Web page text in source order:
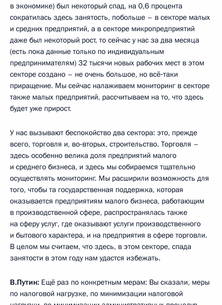
в экономике) был некоторый спад, на 0,6 процента
сократилась здесь занятость, побольше – в секторе малых
и средних предприятий, а в секторе микропредприятий
даже был некоторый рост, то сейчас у нас за два месяца
(есть пока данные только по индивидуальным
предпринимателям) 32 тысячи новых рабочих мест в этом
секторе создано – не очень большое, но всё‑таки
приращение. Мы сейчас налаживаем мониторинг в секторе
также малых предприятий, рассчитываем на то, что здесь
будет уже прирост.
У нас вызывают беспокойство два сектора: это, прежде
всего, торговля и, во‑вторых, строительство. Торговля –
здесь особенно велика доля предприятий малого
и среднего бизнеса, и здесь мы собираемся тщательно
осуществлять мониторинг. Мы расширили возможность для
того, чтобы та государственная поддержка, которая
оказывается предприятиям малого бизнеса, работающим
в производственной сфере, распространялась также
на сферу услуг, где оказывают услуги производственного
и бытового характера, и на предприятия в сфере торговли.
В целом мы считаем, что здесь, в этом секторе, спада
занятости в этом году нам удастся избежать.
В.Путин: Ещё раз по конкретным мерам: Вы сказали, меры
по налоговой нагрузке, по минимизации налоговой